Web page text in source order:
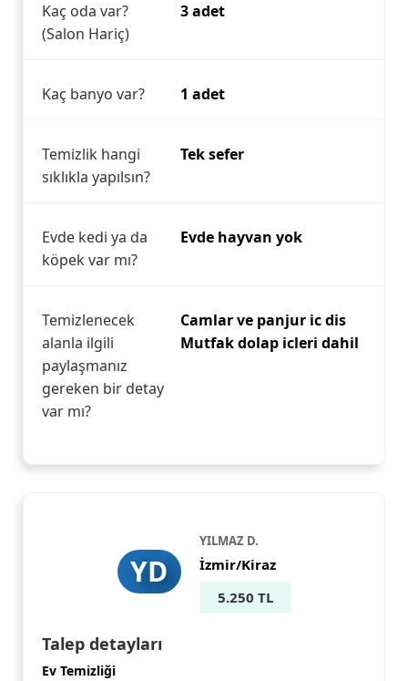
Kaç oda var?
(Salon Hariç)
3 adet
Kaç banyo var? 1 adet
Temizlik hangi
sıklıkla yapılsın?
Tek sefer
Evde kedi ya da
köpek var mı?
Evde hayvan yok
Temizlenecek
alanla ilgili
paylaşmanız
gereken bir detay
var mı?
Camlar ve panjur ic dis
Mutfak dolap icleri dahil
YD
YILMAZ D.
İzmir/Kiraz
5.250 TL
Talep detayları
Ev Temizliği